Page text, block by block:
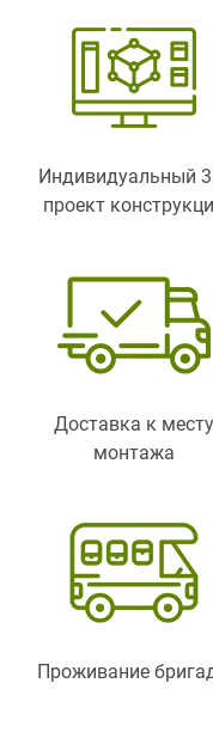
Индивидуальный
проект
Доставка к месту
монтажа
Проживание